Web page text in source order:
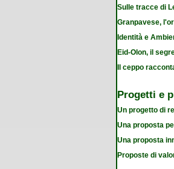
Sulle tracce di
Granpavese,
Identità e
Eid-Olon, il
Il ceppo
Progetti e
Un progetto di
Una proposta
Una proposta
Proposte di